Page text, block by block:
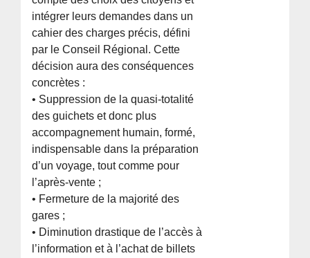
intégrer leurs demandes dans un
cahier des charges précis, défini
par le Conseil Régional. Cette
décision aura des conséquences
concrètes :
• Suppression de la quasi-totalité
des guichets et donc plus
accompagnement humain, formé,
indispensable dans la préparation
d’un voyage, tout comme pour
l’après-vente ;
• Fermeture de la majorité des
gares ;
• Diminution drastique de l’accès à
l’information et à l’achat de billets